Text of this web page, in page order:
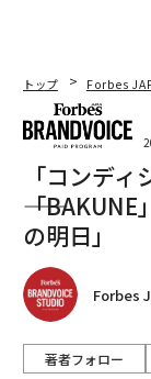
トップ Forbes
「コンデ
――「
の明日」
Forbes
著者フォロー